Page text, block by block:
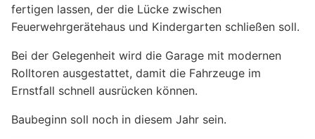
fertigen lassen, der die Lücke zwischen
Feuerwehrgerätehaus und Kindergarten schließen soll.
Bei der Gelegenheit wird die Garage mit modernen
Rolltoren ausgestattet, damit die Fahrzeuge im
Ernstfall schnell ausrücken können.
Baubeginn soll noch in diesem Jahr sein.